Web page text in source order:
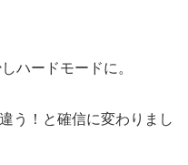
ハードモードに。
う！と確信に変わりまし